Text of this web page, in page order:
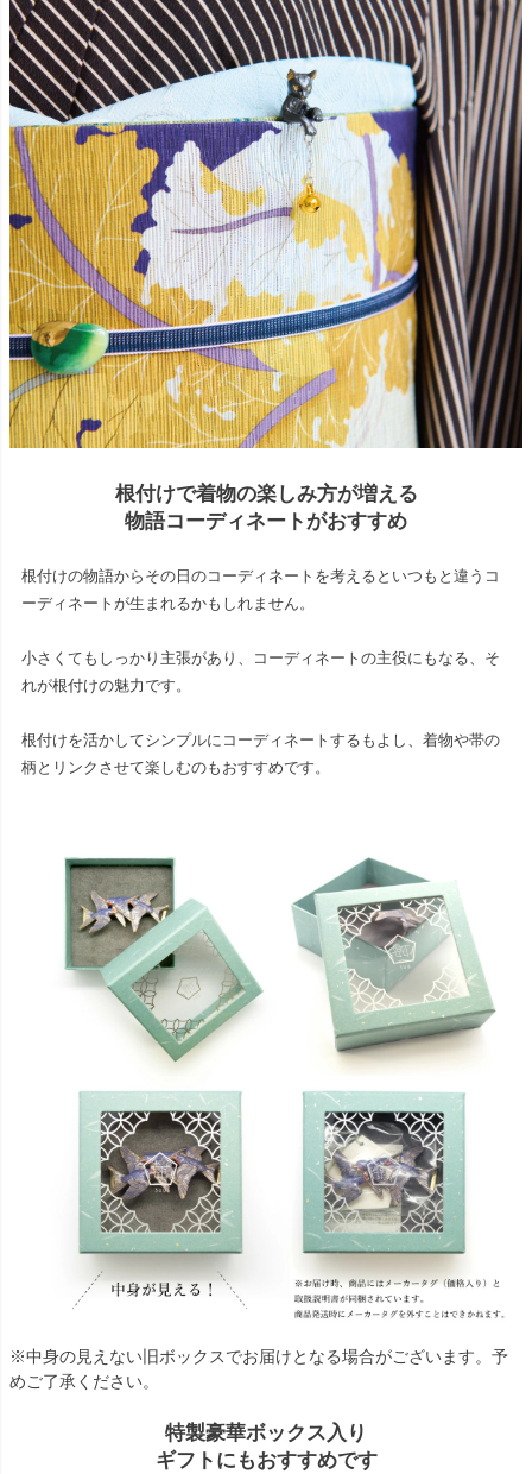
根付けで着物の楽しみ方が増える
物語コーディネートがおすすめ
根付けの物語からその日のコーディネートを考えるといつもと違うコ
ーディネートが生まれるかもしれません。
小さくてもしっかり主張があり、コーディネートの主役にもなる、そ
れが根付けの魅力です。
根付けを活かしてシンプルにコーディネートするもよし、着物や帯の
柄とリンクさせて楽しむのもおすすめです。
※中身の見えない旧ボックスでお届けとなる場合がございます。予
めご了承ください。
特製豪華ボックス入り
ギフトにもおすすめです